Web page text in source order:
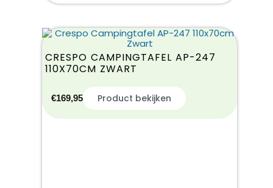
CRESPO CAMPINGTAFEL AP-247
110X70CM ZWART
€169,95 Product bekijken